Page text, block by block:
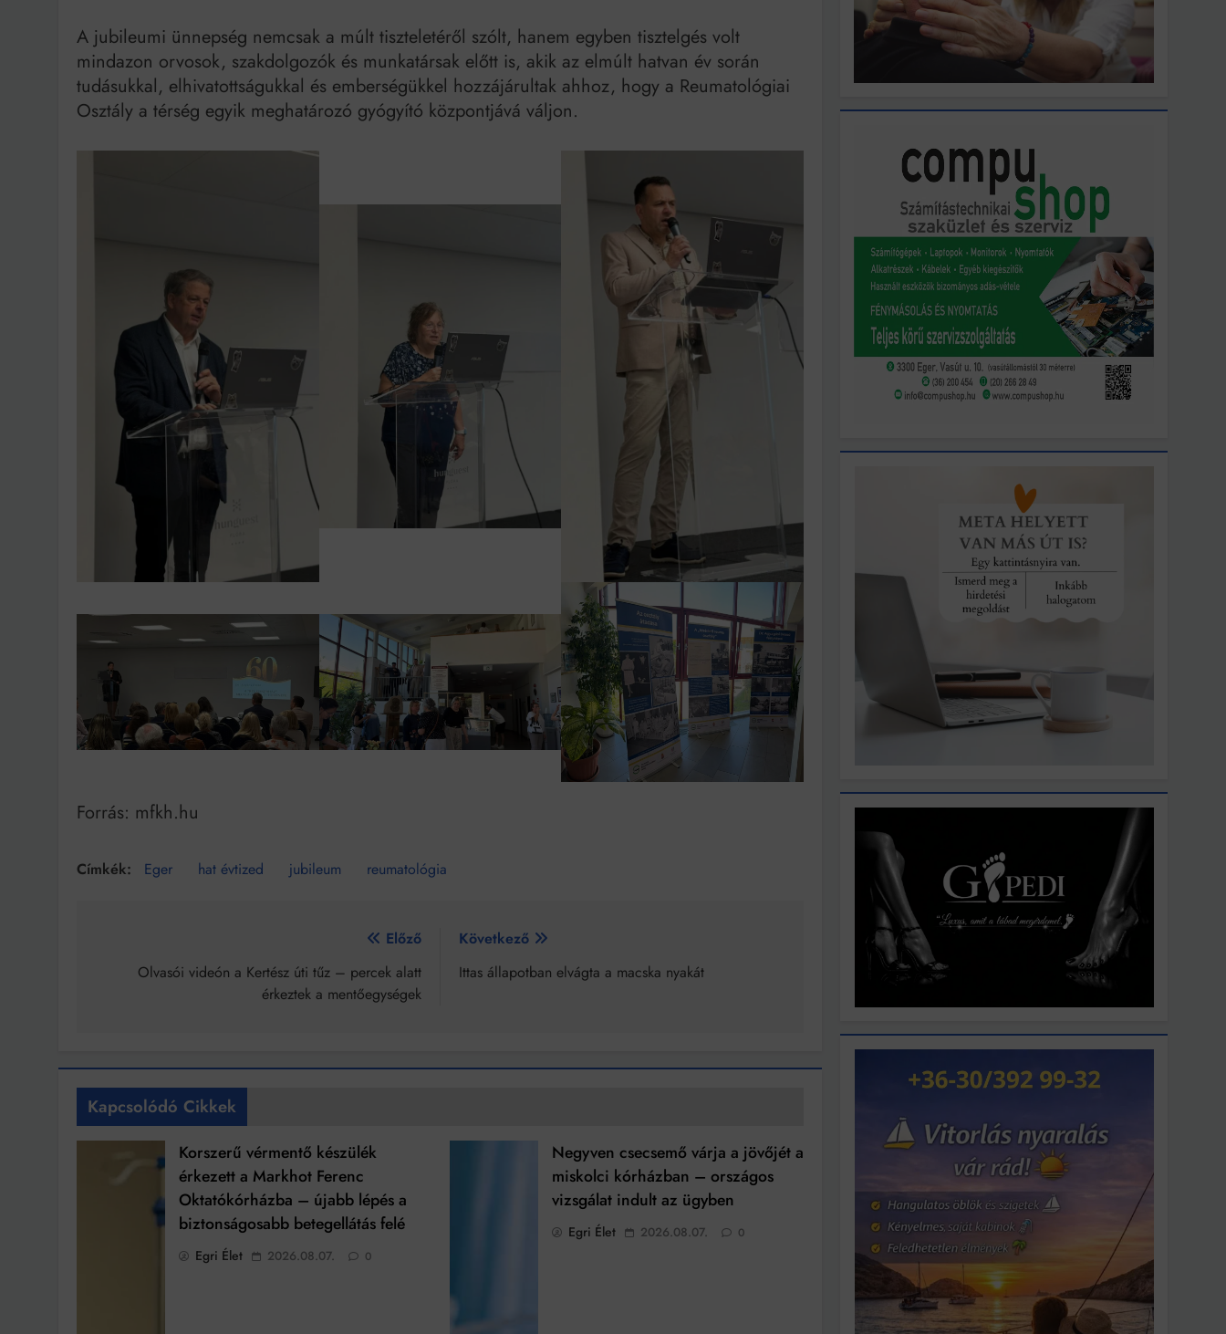
A jubileumi ünnepség nemcsak a múlt tiszteletéről szólt, hanem egyben tisztelgés volt
mindazon orvosok, szakdolgozók és munkatársak előtt is, akik az elmúlt hatvan év során
tudásukkal, elhivatottságukkal és emberségükkel hozzájárultak ahhoz, hogy a Reumatológiai
Osztály a térség egyik meghatározó gyógyító központjává váljon.
Forrás: mfkh.hu
Eger hat évtized jubileum reumatológia
navigáció
Előző
Olvasói videón a Kertész úti tűz – percek alatt
érkeztek a mentőegységek
Következő
Ittas állapotban elvágta a macska nyakát
Kapcsolódó Cikkek
Korszerű vérmentő készülék
érkezett a Markhot Ferenc
Oktatókórházba – újabb lépés a
biztonságosabb betegellátás felé
Egri Élet 2026.08.07. 0
Negyven csecsemő várja a jövőjét a
miskolci kórházban – országos
vizsgálat indult az ügyben
Egri Élet 2026.08.07. 0